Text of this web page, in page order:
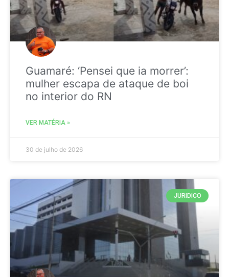
Guamaré: ‘Pensei que ia morrer’:
mulher escapa de ataque de boi
no interior do RN
VER MATÉRIA »
30 de julho de 2026
JURIDICO